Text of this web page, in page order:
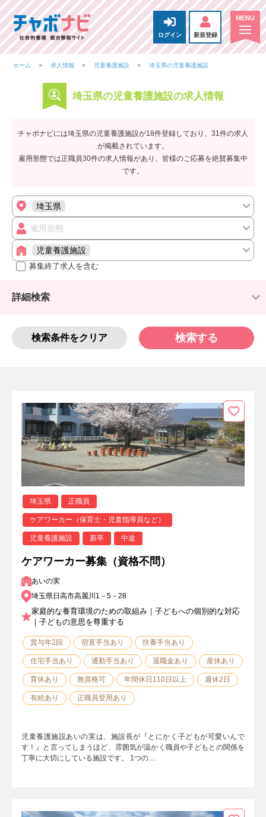
ログイン 新規登録
ホーム 求人情報 児童養護施設 埼玉県の児童養護施設
埼玉県の児童養護施設の求人情報
チャボナビには埼玉県の児童養護施設が18件登録しており、31件の求人
が掲載されています。
雇用形態では正職員30件の求人情報があり、皆様のご応募を絶賛募集中
です。
埼玉県
雇用形態
児童養護施設
募集終了求人を含む
詳細検索
検索条件をクリア 検索する
埼玉県 正職員
ケアワーカー（保育士・児童指導員など）
児童養護施設 新卒 中途
ケアワーカー募集（資格不問）
あいの実
埼玉県日高市高麗川1－5－28
家庭的な養育環境のための取組み｜子どもへの個別的な対応
｜子どもの意思を尊重する
賞与年2回 宿直手当あり 扶養手当あり
住宅手当あり 通勤手当あり 退職金あり 産休あり
育休あり 無資格可 年間休日110日以上 週休2日
有給あり 正職員登用あり
児童養護施設あいの実は、施設長が『とにかく子どもが可愛いんで
す！』と言ってしまうほど、雰囲気が温かく職員や子どもとの関係を
丁寧に大切にしている施設です。 1つの…